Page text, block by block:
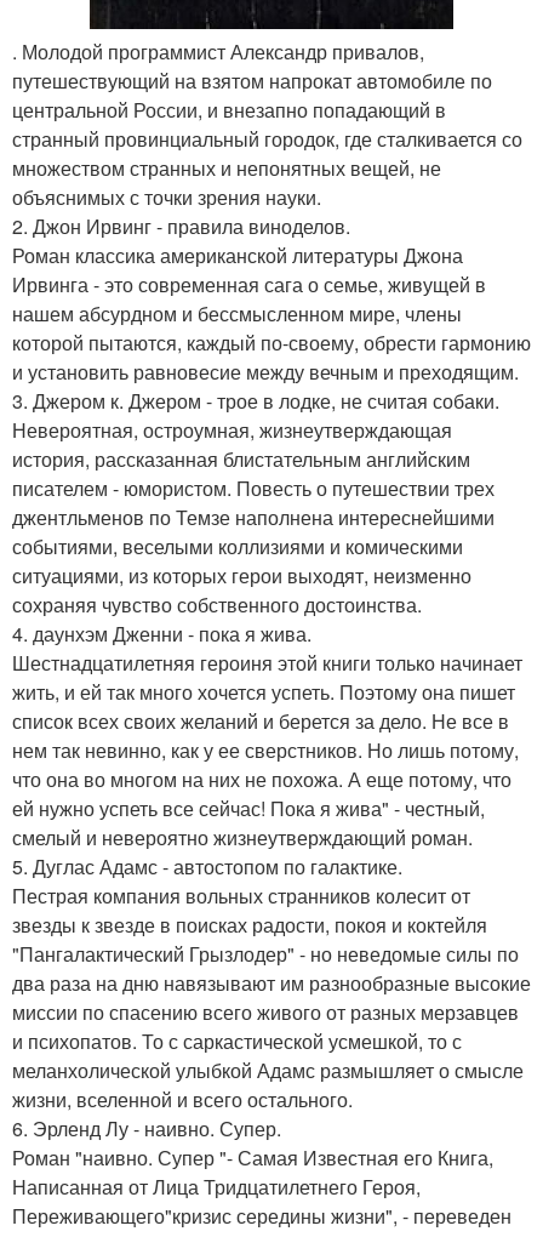
. Молодой программист Александр привалов,
путешествующий на взятом напрокат автомобиле по
центральной России, и внезапно попадающий в
странный провинциальный городок, где сталкивается со
множеством странных и непонятных вещей, не
объяснимых с точки зрения науки.
2. Джон Ирвинг - правила виноделов.
Роман классика американской литературы Джона
Ирвинга - это современная сага о семье, живущей в
нашем абсурдном и бессмысленном мире, члены
которой пытаются, каждый по-своему, обрести гармонию
и установить равновесие между вечным и преходящим.
3. Джером к. Джером - трое в лодке, не считая собаки.
Невероятная, остроумная, жизнеутверждающая
история, рассказанная блистательным английским
писателем - юмористом. Повесть о путешествии трех
джентльменов по Темзе наполнена интереснейшими
событиями, веселыми коллизиями и комическими
ситуациями, из которых герои выходят, неизменно
сохраняя чувство собственного достоинства.
4. даунхэм Дженни - пока я жива.
Шестнадцатилетняя героиня этой книги только начинает
жить, и ей так много хочется успеть. Поэтому она пишет
список всех своих желаний и берется за дело. Не все в
нем так невинно, как у ее сверстников. Но лишь потому,
что она во многом на них не похожа. А еще потому, что
ей нужно успеть все сейчас! Пока я жива" - честный,
смелый и невероятно жизнеутверждающий роман.
5. Дуглас Адамс - автостопом по галактике.
Пестрая компания вольных странников колесит от
звезды к звезде в поисках радости, покоя и коктейля
"Пангалактический Грызлодер" - но неведомые силы по
два раза на дню навязывают им разнообразные высокие
миссии по спасению всего живого от разных мерзавцев
и психопатов. То с саркастической усмешкой, то с
меланхолической улыбкой Адамс размышляет о смысле
жизни, вселенной и всего остального.
6. Эрленд Лу - наивно. Супер.
Роман "наивно. Супер "- Самая Известная его Книга,
Написанная от Лица Тридцатилетнего Героя,
Переживающего"кризис середины жизни", - переведен